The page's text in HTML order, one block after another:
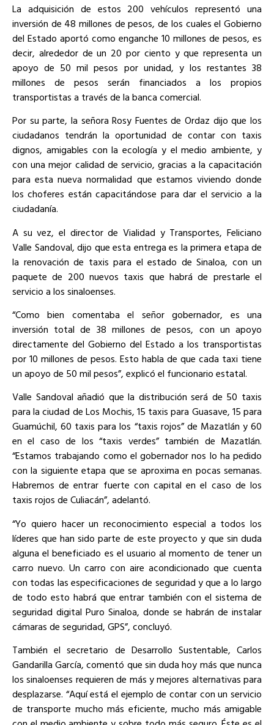
La adquisición de estos 200 vehículos representó una
inversión de 48 millones de pesos, de los cuales el Gobierno
del Estado aportó como enganche 10 millones de pesos, es
decir, alrededor de un 20 por ciento y que representa un
apoyo de 50 mil pesos por unidad, y los restantes 38
millones de pesos serán financiados a los propios
transportistas a través de la banca comercial.
Por su parte, la señora Rosy Fuentes de Ordaz dijo que los
ciudadanos tendrán la oportunidad de contar con taxis
dignos, amigables con la ecología y el medio ambiente, y
con una mejor calidad de servicio, gracias a la capacitación
para esta nueva normalidad que estamos viviendo donde
los choferes están capacitándose para dar el servicio a la
ciudadanía.
A su vez, el director de Vialidad y Transportes, Feliciano
Valle Sandoval, dijo que esta entrega es la primera etapa de
la renovación de taxis para el estado de Sinaloa, con un
paquete de 200 nuevos taxis que habrá de prestarle el
servicio a los sinaloenses.
“Como bien comentaba el señor gobernador, es una
inversión total de 38 millones de pesos, con un apoyo
directamente del Gobierno del Estado a los transportistas
por 10 millones de pesos. Esto habla de que cada taxi tiene
un apoyo de 50 mil pesos”, explicó el funcionario estatal.
Valle Sandoval añadió que la distribución será de 50 taxis
para la ciudad de Los Mochis, 15 taxis para Guasave, 15 para
Guamúchil, 60 taxis para los “taxis rojos” de Mazatlán y 60
en el caso de los “taxis verdes” también de Mazatlán.
“Estamos trabajando como el gobernador nos lo ha pedido
con la siguiente etapa que se aproxima en pocas semanas.
Habremos de entrar fuerte con capital en el caso de los
taxis rojos de Culiacán”, adelantó.
“Yo quiero hacer un reconocimiento especial a todos los
líderes que han sido parte de este proyecto y que sin duda
alguna el beneficiado es el usuario al momento de tener un
carro nuevo. Un carro con aire acondicionado que cuenta
con todas las especificaciones de seguridad y que a lo largo
de todo esto habrá que entrar también con el sistema de
seguridad digital Puro Sinaloa, donde se habrán de instalar
cámaras de seguridad, GPS”, concluyó.
También el secretario de Desarrollo Sustentable, Carlos
Gandarilla García, comentó que sin duda hoy más que nunca
los sinaloenses requieren de más y mejores alternativas para
desplazarse. “Aquí está el ejemplo de contar con un servicio
de transporte mucho más eficiente, mucho más amigable